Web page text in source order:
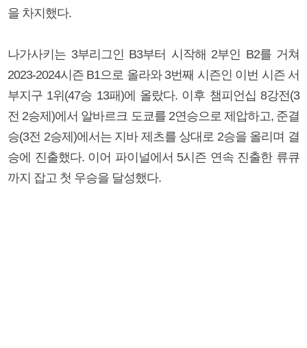
을 차지했다.
나가사키는 3부리그인 B3부터 시작해 2부인 B2를 거쳐
2023-2024시즌 B1으로 올라와 3번째 시즌인 이번 시즌 서
부지구 1위(47승 13패)에 올랐다. 이후 챔피언십 8강전(3
전 2승제)에서 알바르크 도쿄를 2연승으로 제압하고, 준결
승(3전 2승제)에서는 지바 제츠를 상대로 2승을 올리며 결
승에 진출했다. 이어 파이널에서 5시즌 연속 진출한 류큐
까지 잡고 첫 우승을 달성했다.